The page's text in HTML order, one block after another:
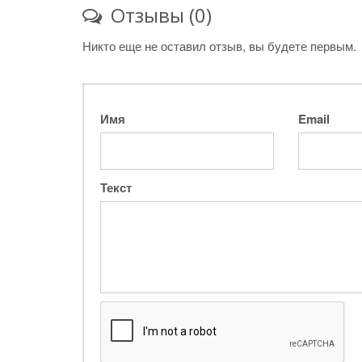
Отзывы (0)
Никто еще не оставил отзыв, вы будете первым.
Имя Email
Текст